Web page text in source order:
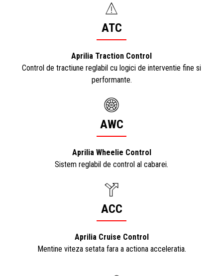
ATC
Aprilia Traction Control
Control de tractiune reglabil cu logici de interventie fine si
performante.
AWC
Aprilia Wheelie Control
Sistem reglabil de control al cabarei.
ACC
Aprilia Cruise Control
Mentine viteza setata fara a actiona acceleratia.